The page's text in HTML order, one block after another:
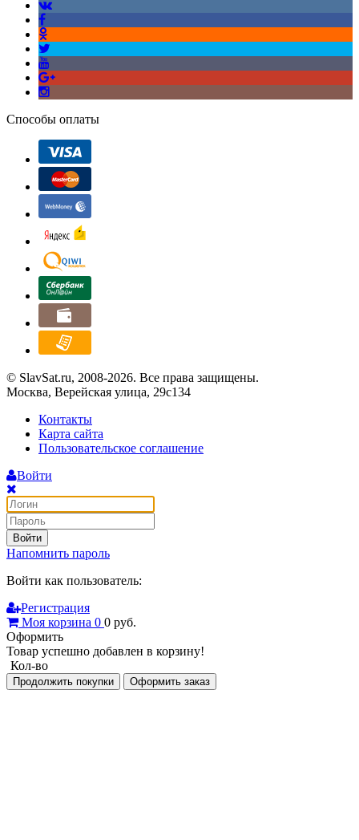
Способы оплаты
© SlavSat.ru, 2008-2026. Все права защищены.
Москва, Верейская улица, 29с134
Контакты
Карта сайта
Пользовательское соглашение
Войти
Войти
Напомнить пароль
Войти как пользователь:
Регистрация
Моя корзина 0 0 руб.
Оформить
Товар успешно добавлен в корзину!
Кол-во
Продолжить покупки Оформить заказ